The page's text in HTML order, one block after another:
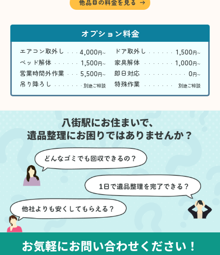
他品目の料金を見る
オプション料金
エアコン取外し 4,000円〜 ドア取外し 1,500円〜
ベッド解体 1,500円〜 家具解体 1,000円〜
営業時間外作業 5,500円〜 即日対応 0円〜
吊り降ろし 別途ご相談 特殊作業 別途ご相談
八街駅にお住まいで、
遺品整理にお困りではありませんか？
お気軽にお問い合わせください！